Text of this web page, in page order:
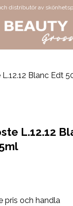
distributör av
L.12.12
pris och handla